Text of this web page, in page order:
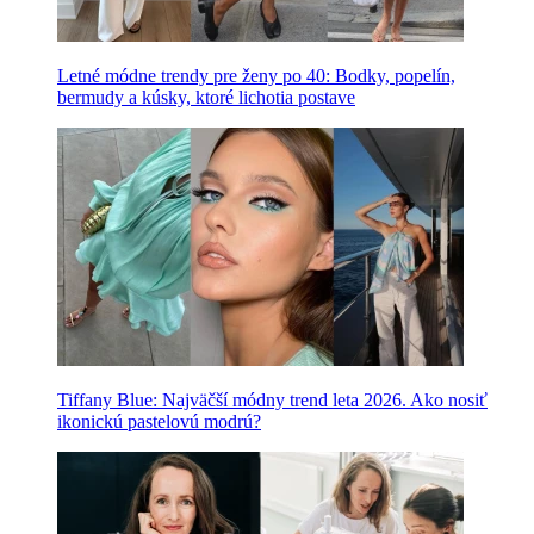
Letné módne trendy pre ženy po 40: Bodky, popelín,
bermudy a kúsky, ktoré lichotia postave
Tiffany Blue: Najväčší módny trend leta 2026. Ako nosiť
ikonickú pastelovú modrú?